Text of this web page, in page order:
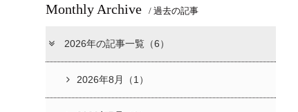
Monthly Archive / 過去の記事
2026年の記事一覧（6）
2026年8月（1）